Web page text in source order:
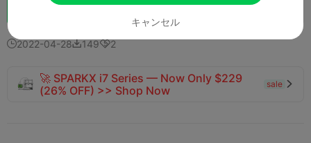
ブースト 137 34 
2022-04-281492
🚀 SPARKX i7 Series — Now Only $229
(26% OFF) >> Shop Now
sale 
キャンセル